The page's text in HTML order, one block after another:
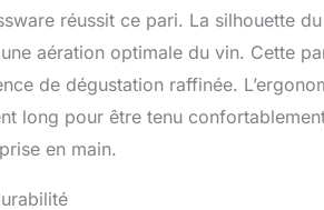
réussit ce pari. La silhouette
aération optimale du vin. Cette
de dégustation raffinée.
long pour être tenu
en main.